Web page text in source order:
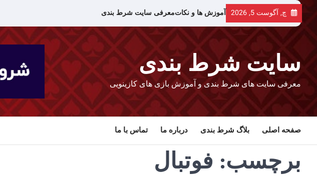
پرش
محتوا
چ, آگوست 5, 2026 آموزش ها و نکاتمعرفی سایت شرط بندی
سایت شرط بندی
معرفی سایت های شرط بندی و آموزش بازی های کازینویی
صفحه اصلی بلاگ شرط بندی درباره ما تماس با ما
برچسب: فوتبال